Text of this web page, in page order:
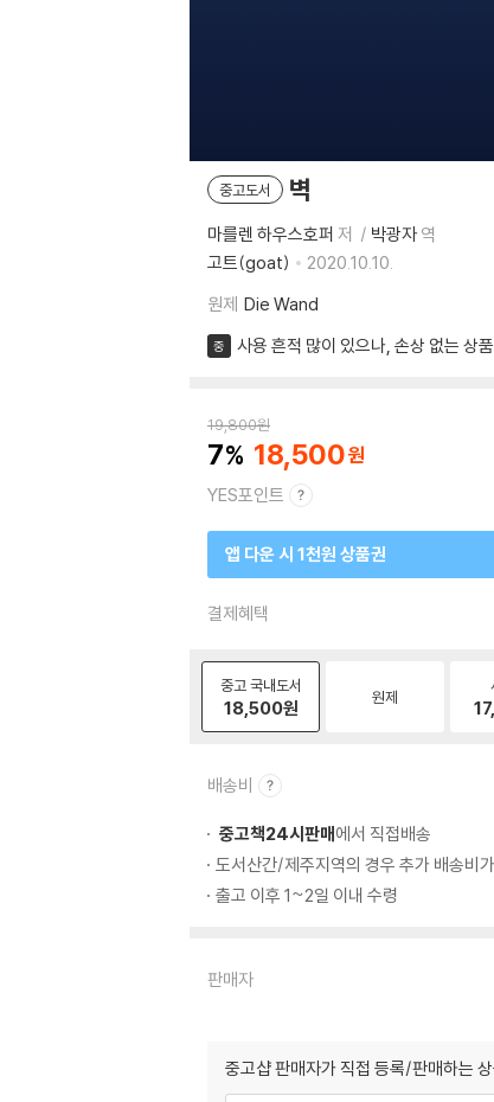
중고도서 벽
마를렌 하우스호퍼 저 박광자역
고트(goat)
2020.10.10.
원제 Die Wand
중 사용 흔적 많이 있으나, 손상 없는 상품
19,800원
7 18,500
YES포인트
앱 다운 시 1천원 상품권
결제혜택
중고 국내도서
18,500원 원제
배송비
중고책24시판매에서 직접배송
도서산간/제주지역의 경우 추가 배송비
출고 이후 1~2일 이내 수령
판매자
중고샵 판매자가 직접 등록/판매하는